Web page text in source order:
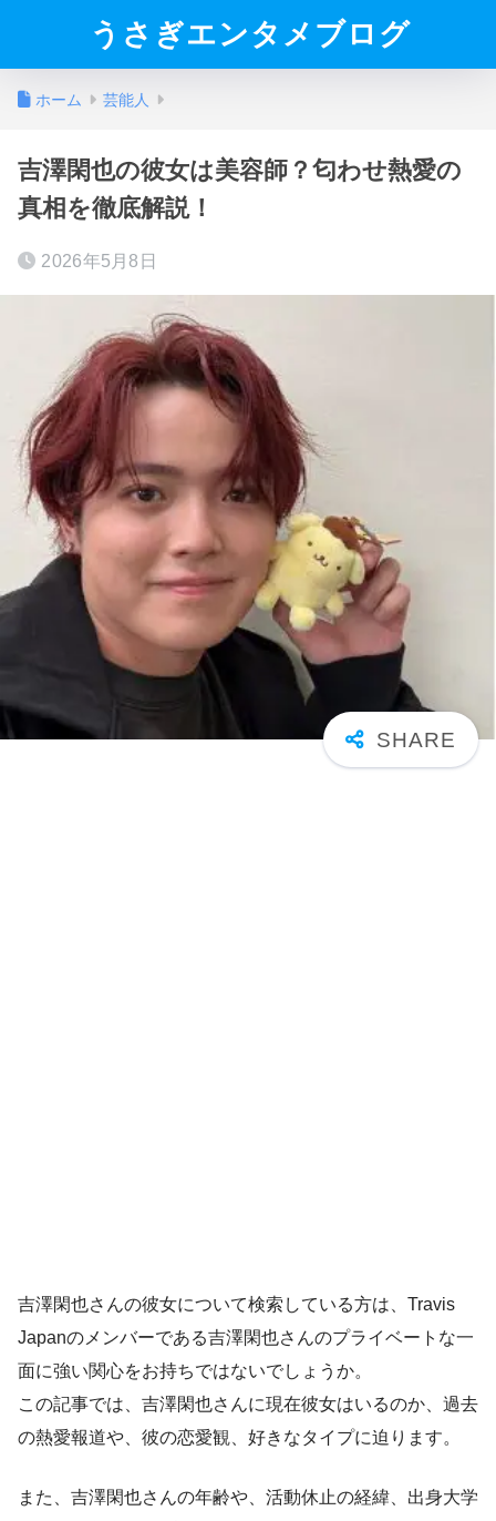
うさぎエンタメブログ
ホーム 芸能人
吉澤閑也の彼女は美容師？匂わせ熱愛の
真相を徹底解説！
2026年5月8日
吉澤閑也さんの彼女について検索している方は、Travis
Japanのメンバーである吉澤閑也さんのプライベートな一
面に強い関心をお持ちではないでしょうか。
この記事では、吉澤閑也さんに現在彼女はいるのか、過去
の熱愛報道や、彼の恋愛観、好きなタイプに迫ります。
また、吉澤閑也さんの年齢や、活動休止の経緯、出身大学